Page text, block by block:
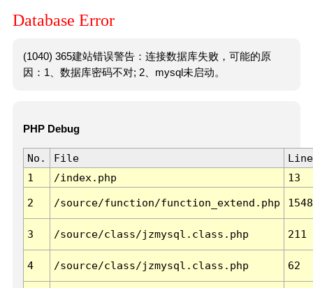
Database Error
(1040) 365建站错误警告：连接数据库失败，可能的原
因：1、数据库密码不对; 2、mysql未启动。
PHP Debug
No. File
Line
1
/index.php 13
2 /source/function/function_extend.php 1548
3 /source/class/jzmysql.class.php 211
4 /source/class/jzmysql.class.php 62